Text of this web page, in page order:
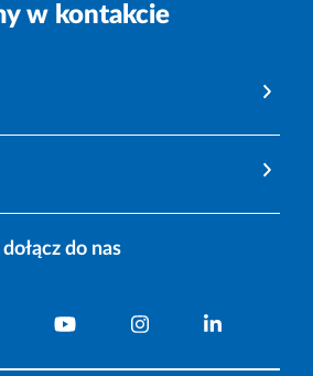
w kontakcie
dołącz do nas